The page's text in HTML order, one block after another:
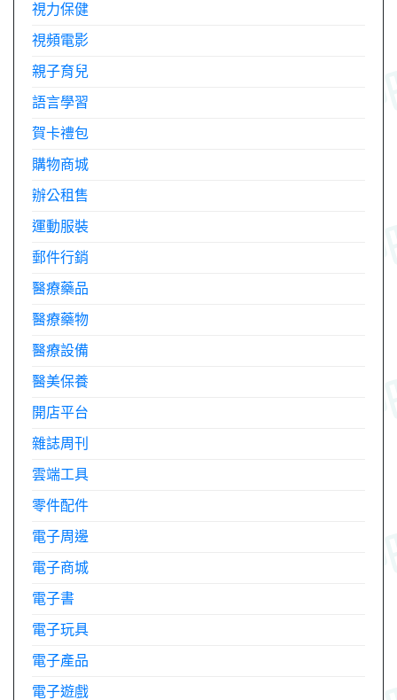
視力保健
視頻電影
親子育兒
語言學習
賀卡禮包
購物商城
辦公租售
運動服裝
郵件行銷
醫療藥品
醫療藥物
醫療設備
醫美保養
開店平台
雜誌周刊
雲端工具
零件配件
電子周邊
電子商城
電子書
電子玩具
電子產品
電子遊戲